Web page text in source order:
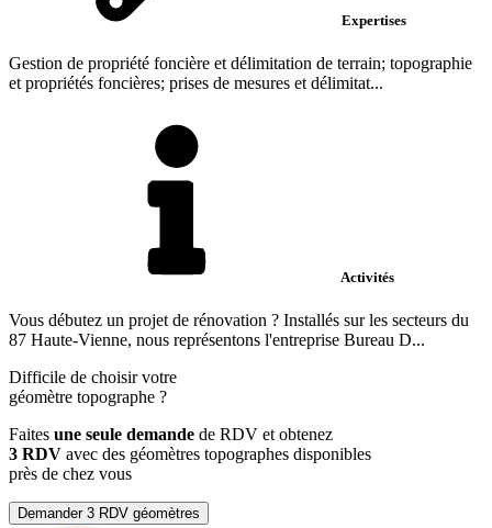
Expertises
Gestion de propriété foncière et délimitation de terrain; topographie
et propriétés foncières; prises de mesures et délimitat...
Activités
Vous débutez un projet de rénovation ? Installés sur les secteurs du
87 Haute-Vienne, nous représentons l'entreprise Bureau D...
Difficile de choisir votre
géomètre topographe ?
Faites une seule demande de RDV et obtenez
3 RDV avec des géomètres topographes disponibles
près de chez vous
Demander 3 RDV géomètres